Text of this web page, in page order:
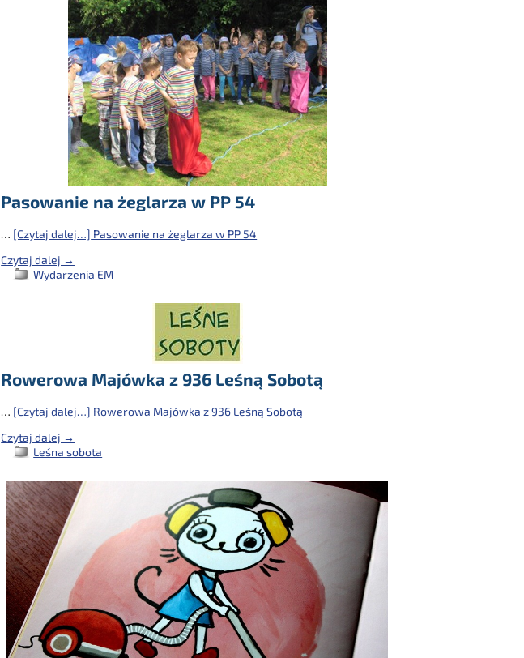
Pasowanie na żeglarza w PP 54
… [Czytaj dalej…] Pasowanie na żeglarza w PP 54
Czytaj dalej →
Wydarzenia EM
Rowerowa Majówka z 936 Leśną Sobotą
… [Czytaj dalej…] Rowerowa Majówka z 936 Leśną Sobotą
Czytaj dalej →
Leśna sobota